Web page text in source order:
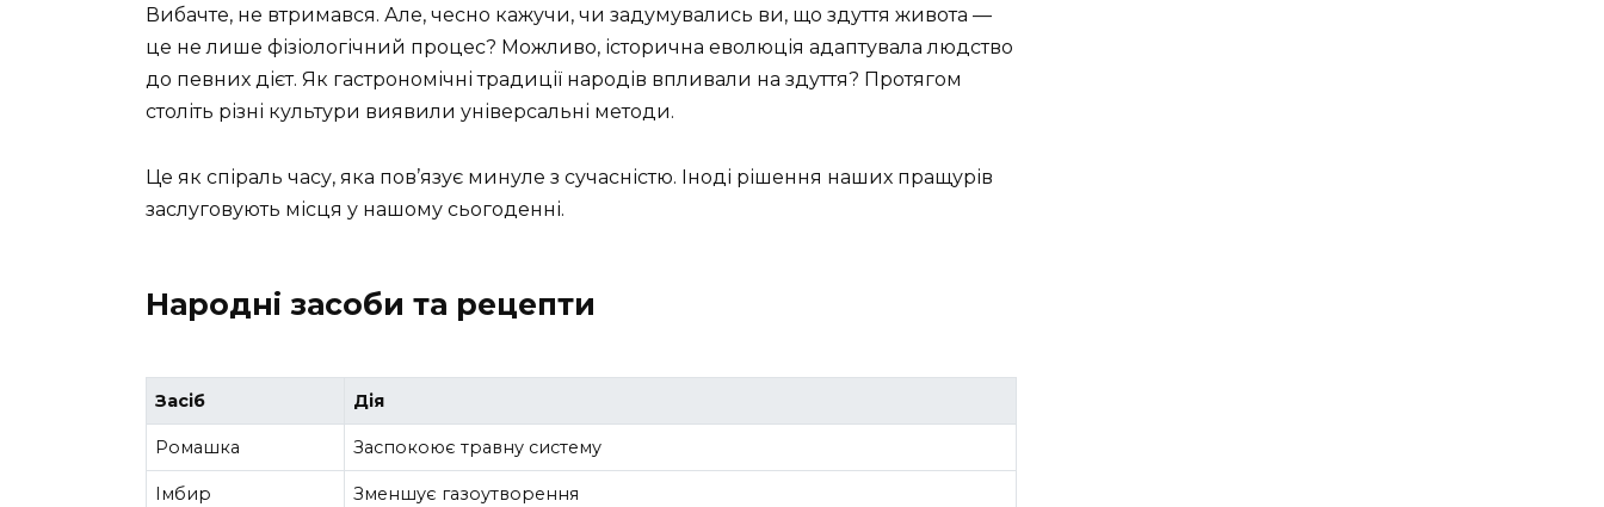
Вибачте, не втримався. Але, чесно кажучи, чи задумувались ви, що здуття живота —
це не лише фізіологічний процес? Можливо, історична еволюція адаптувала людство
до певних дієт. Як гастрономічні традиції народів впливали на здуття? Протягом
століть різні культури виявили універсальні методи.
Це як спіраль часу, яка пов’язує минуле з сучасністю. Іноді рішення наших пращурів
заслуговують місця у нашому сьогоденні.
Народні засоби та рецепти
Засіб Дія
Ромашка Заспокоює травну систему
Імбир Зменшує газоутворення